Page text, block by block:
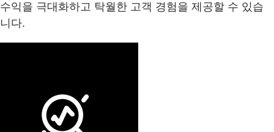
수익을 극대화하고 탁월한 고객 경험을 제공할 수 있습
니다.